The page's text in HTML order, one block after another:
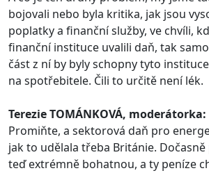
bojovali nebo byla kritika, jak jsou
poplatky a finanční služby, ve chvíli,
finanční instituce uvalili daň, tak
část z ní by byly schopny tyto
na spotřebitele. Čili to určitě není lék.
Terezie TOMÁNKOVÁ, moderátorka:
Promiňte, a sektorová daň pro
jak to udělala třeba Británie.
teď extrémně bohatnou, a ty peníze